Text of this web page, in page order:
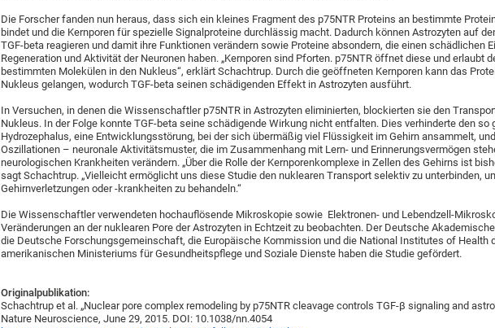
Die Forscher fanden nun heraus, dass sich ein kleines Fragment des p75NTR Proteins an bestimmte
bindet und die Kernporen für spezielle Signalproteine durchlässig macht. Dadurch können Astrozyten auf
TGF-beta reagieren und damit ihre Funktionen verändern sowie Proteine absondern, die einen schädlichen
Regeneration und Aktivität der Neuronen haben. „Kernporen sind Pforten. p75NTR öffnet diese und erlaubt
bestimmten Molekülen in den Nukleus“, erklärt Schachtrup. Durch die geöffneten Kernporen kann das
Nukleus gelangen, wodurch TGF-beta seinen schädigenden Effekt in Astrozyten ausführt.
In Versuchen, in denen die Wissenschaftler p75NTR in Astrozyten eliminierten, blockierten sie den
Nukleus. In der Folge konnte TGF-beta seine schädigende Wirkung nicht entfalten. Dies verhinderte den so
Hydrozephalus, eine Entwicklungsstörung, bei der sich übermäßig viel Flüssigkeit im Gehirn ansammelt,
Oszillationen – neuronale Aktivitätsmuster, die im Zusammenhang mit Lern- und Erinnerungsvermögen
neurologischen Krankheiten verändern. „Über die Rolle der Kernporenkomplexe in Zellen des Gehirns ist
sagt Schachtrup. „Vielleicht ermöglicht uns diese Studie den nuklearen Transport selektiv zu unterbinden,
Gehirnverletzungen oder -krankheiten zu behandeln.“
Die Wissenschaftler verwendeten hochauflösende Mikroskopie sowie Elektronen- und Lebendzell-
Veränderungen an der nuklearen Pore der Astrozyten in Echtzeit zu beobachten. Der Deutsche
die Deutsche Forschungsgemeinschaft, die Europäische Kommission und die National Institutes of Health
amerikanischen Ministeriums für Gesundheitspflege und Soziale Dienste haben die Studie gefördert.
Originalpublikation:
Schachtrup et al. „Nuclear pore complex remodeling by p75NTR cleavage controls TGF-β signaling and
Nature Neuroscience, June 29, 2015. DOI: 10.1038/nn.4054